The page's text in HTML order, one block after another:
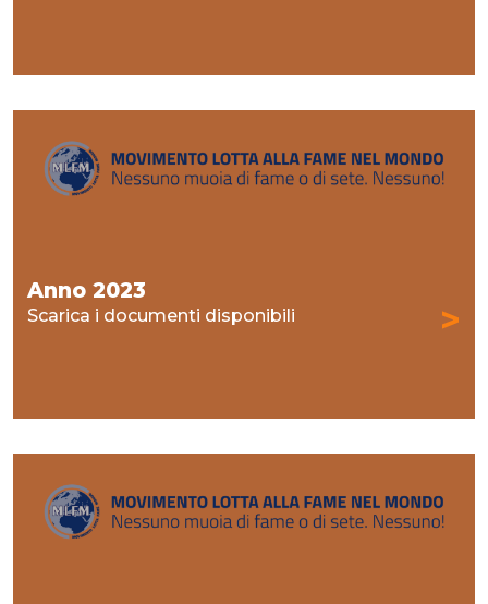
Anno 2023
Scarica i documenti disponibili >